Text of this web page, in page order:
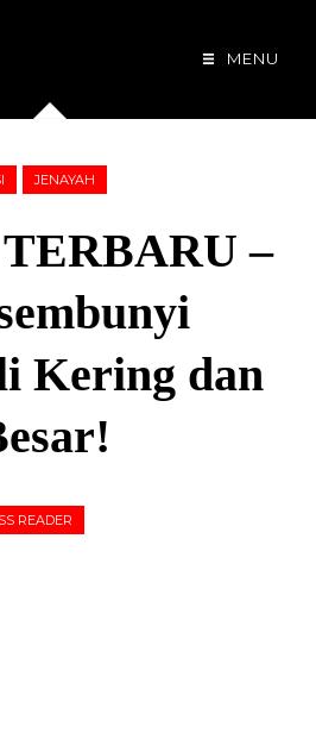
MENU
JENAYAH
–
Kering dan
READER